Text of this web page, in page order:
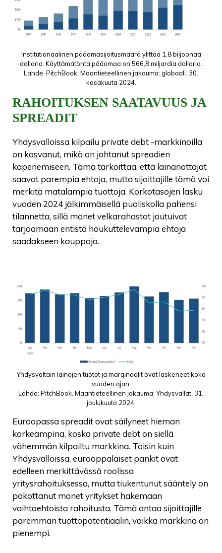
Institutionaalinen pääomasijoitusmäärä ylittää 1,8 biljoonaa
dollaria. Käyttämätöntä pääomaa on 566,8 miljardia dollaria.
Lähde: PitchBook. Maantieteellinen jakauma: globaali. 30.
kesäkuuta 2024.
RAHOITUKSEN SAATAVUUS JA
SPREADIT
Yhdysvalloissa kilpailu private debt -markkinoilla
on kasvanut, mikä on johtanut spreadien
kapenemiseen. Tämä tarkoittaa, että lainanottajat
saavat parempia ehtoja, mutta sijoittajille tämä voi
merkitä matalampia tuottoja. Korkotasojen lasku
vuoden 2024 jälkimmäisellä puoliskolla pahensi
tilannetta, sillä monet velkarahastot joutuivat
tarjoamaan entistä houkuttelevampia ehtoja
saadakseen kauppoja.
Yhdysvaltain lainojen tuotot ja marginaalit ovat laskeneet koko
vuoden ajan.
Lähde: PitchBook. Maantieteellinen jakauma: Yhdysvallat. 31.
joulukuuta 2024.
Euroopassa spreadit ovat säilyneet hieman
korkeampina, koska private debt on siellä
vähemmän kilpailtu markkina. Toisin kuin
Yhdysvalloissa, eurooppalaiset pankit ovat
edelleen merkittävässä roolissa
yritysrahoituksessa, mutta tiukentunut sääntely on
pakottanut monet yritykset hakemaan
vaihtoehtoista rahoitusta. Tämä antaa sijoittajille
paremman tuottopotentiaalin, vaikka markkina on
pienempi.